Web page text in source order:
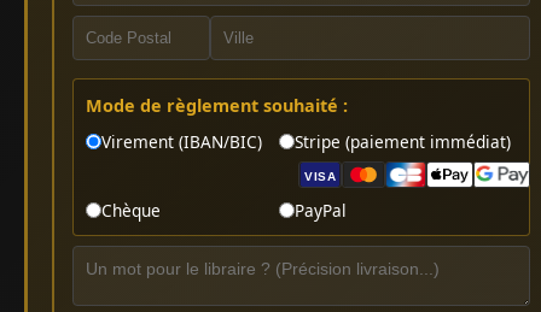
Mode de règlement souhaité :
Virement (IBAN/BIC)
Stripe (paiement immédiat)
VISA
Chèque PayPal